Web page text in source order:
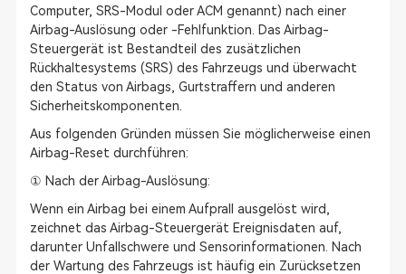
Computer, SRS-Modul oder ACM genannt) nach einer
Airbag-Auslösung oder -Fehlfunktion. Das Airbag-
Steuergerät ist Bestandteil des zusätzlichen
Rückhaltesystems (SRS) des Fahrzeugs und überwacht
den Status von Airbags, Gurtstraffern und anderen
Sicherheitskomponenten.
Aus folgenden Gründen müssen Sie möglicherweise einen
Airbag-Reset durchführen:
① Nach der Airbag-Auslösung:
Wenn ein Airbag bei einem Aufprall ausgelöst wird,
zeichnet das Airbag-Steuergerät Ereignisdaten auf,
darunter Unfallschwere und Sensorinformationen. Nach
der Wartung des Fahrzeugs ist häufig ein Zurücksetzen